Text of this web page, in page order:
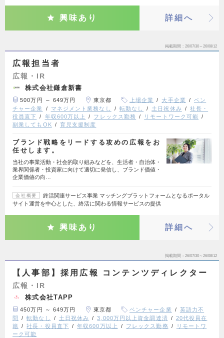
興味あり 詳細へ
掲載期間 26/07/30～26/08/12
広報担当者
広報・IR
株式会社鎌倉新書
500万円 ～ 649万円 東京都 上場企業 大手企業
ベン
チャー企業
マネジメント業務なし 転勤なし 土日祝休み
社長・
役員直下
年収600万以上 フレックス勤務
リモートワーク可能
副業してもOK
育児支援制度
ブランド戦略をリードする攻めの広報をお
任せします。
当社の事業活動・社会的取り組みなどを、生活者・自治体・
業界関係者・投資家に向けて適切に発信し、ブランド価値・
企業価値の向…
会社概要
終活関連サービス事業 マッチングプラットフォームとなるポータル
サイト運営を中心とした、終活に関わる情報サービスの提供
興味あり 詳細へ
掲載期間 26/07/30～26/08/12
【人事部】採用広報 コンテンツディレクター
広報・IR
株式会社TAPP
450万円 ～ 649万円 東京都 ベンチャー企業
英語力不
問
転勤なし 土日祝休み 3,000万円以上資金調達済
20代役員在
籍
社長・役員直下 年収600万以上 フレックス勤務
リモートワ
ーク可能